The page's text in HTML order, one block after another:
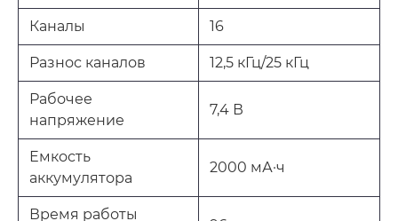
Каналы 16
Разнос каналов 12,5 кГц/25 кГц
Рабочее
напряжение
7,4 В
Емкость
аккумулятора
2000 мА·ч
Время работы